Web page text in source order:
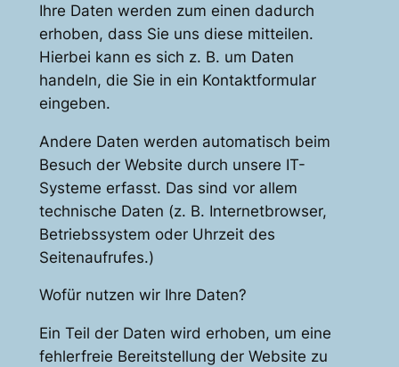
Ihre Daten werden zum einen dadurch
erhoben, dass Sie uns diese mitteilen.
Hierbei kann es sich z. B. um Daten
handeln, die Sie in ein Kontaktformular
eingeben.
Andere Daten werden automatisch beim
Besuch der Website durch unsere IT-
Systeme erfasst. Das sind vor allem
technische Daten (z. B. Internetbrowser,
Betriebssystem oder Uhrzeit des
Seitenaufrufes.)
Wofür nutzen wir Ihre Daten?
Ein Teil der Daten wird erhoben, um eine
fehlerfreie Bereitstellung der Website zu